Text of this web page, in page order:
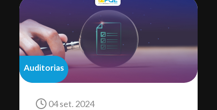
Auditorias
04 set. 2024